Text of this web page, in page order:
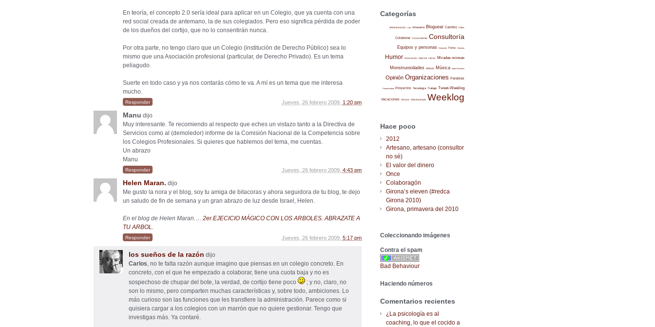
En teoría, el concepto 2.0 sería ideal para aplicar en un Colegio, que ya cuenta con una
red social creada de antemano, la de sus colegiados. Pero eso significa pérdida de poder
de los dueños del cortijo, que no lo consentirán nunca.
Por otra parte, no tengo claro que un Colegio (institución de Derecho Público) sea lo
mismo que una Asociación profesional (particular, de Derecho Privado). Es un tema
peliagudo.
Suerte en todo caso y ya nos contarás cómo te va. A mí es un tema que me interesa
mucho.
Jueves, 26 febrero 2009, 1:20 pm
Responder
Manu dijo
Muy interesante. Te recomiendo al respecto que eches un vistazo tanto a la Directiva de
Servicios como al (demoledor) informe de la Comisión Nacional de la Competencia sobre
los Colegios Profesionales. Si quieres que hablemos del tema, me cuentas.
Un abrazo
Manu
Jueves, 26 febrero 2009, 4:43 pm
Responder
Helen Maran. dijo
Me gusto la nora y el blog, soy tu amiga de bitacoras y ahora seguidora de tu blog, te dejo
un saludo de fin de semana y un gran abrazo de luz desde Israel, Helen.
En el blog de Helen Maran…. 2er.EJECICIO MÁGICO CON LOS ARBOLES. ABRAZATE A
TU ARBOL.
Jueves, 26 febrero 2009, 5:17 pm
Responder
los sueños de la razón dijo
Carlos, no te falta razón aunque imagino que piensas en un colegio concreto. En
concreto, con el que he empezado a colaborar, tiene una cuota baja y no es
sospechoso de chupar del bote, la verdad, de cortijo tiene poco
; y no, claro, no
son lo mismo, pero comparten muchas características y, sobre todo, ambiciones. Lo
más curioso son las funciones que les transfiere la administración. Parece como si
quisiera cargar a los colegios con un marrón que no quiere gestionar. Tengo que
investigas más. Ya contaré.
Categorías
Administración Arte Artesanía Bloguear Cambio Citas
Colaborar Conocimiento Consultoría
Equipos y personas Formación Fotos Historias
Humor Innovación Internet Libros Miradas ociosas
Monstruosidades Método Música Open Business
Opinión Organizaciones Palabras
Productividad Proyectos Tecnología Trabajo Tweet-Weeklog
Vacaciones Verano Vida ilustrada Weeklog
Hace poco
2012
Artesano, artesano (consultor
no sé)
El valor del dinero
Once
Colaboragón
Girona’s eleven (#redca
Girona 2010)
Girona, primavera del 2010
Coleccionando imágenes
Contra el spam
Bad Behaviour
Haciendo números
Comentarios recientes
¿La psicología es al
coaching, lo que el cocido a